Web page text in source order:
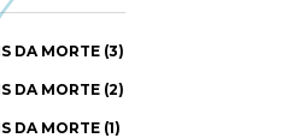
DA MORTE (3)
DA MORTE (2)
DA MORTE (1)